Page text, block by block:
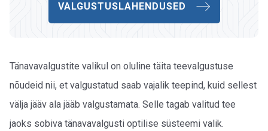
VALGUSTUSLAHENDUSED
Tänavavalgustite valikul on oluline täita teevalgustuse
nõudeid nii, et valgustatud saab vajalik teepind, kuid sellest
välja jääv ala jääb valgustamata. Selle tagab valitud tee
jaoks sobiva tänavavalgusti optilise süsteemi valik.